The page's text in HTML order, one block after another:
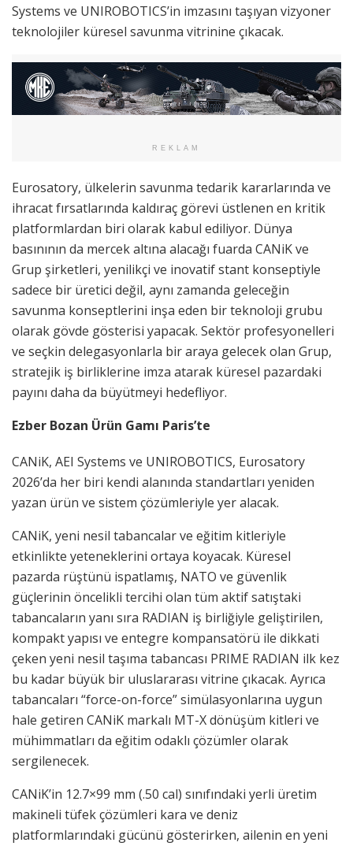
Systems ve UNIROBOTICS’in imzasını taşıyan vizyoner
teknolojiler küresel savunma vitrinine çıkacak.
REKLAM
Eurosatory, ülkelerin savunma tedarik kararlarında ve
ihracat fırsatlarında kaldıraç görevi üstlenen en kritik
platformlardan biri olarak kabul ediliyor. Dünya
basınının da mercek altına alacağı fuarda CANiK ve
Grup şirketleri, yenilikçi ve inovatif stant konseptiyle
sadece bir üretici değil, aynı zamanda geleceğin
savunma konseptlerini inşa eden bir teknoloji grubu
olarak gövde gösterisi yapacak. Sektör profesyonelleri
ve seçkin delegasyonlarla bir araya gelecek olan Grup,
stratejik iş birliklerine imza atarak küresel pazardaki
payını daha da büyütmeyi hedefliyor.
Ezber Bozan Ürün Gamı Paris’te
CANiK, AEI Systems ve UNIROBOTICS, Eurosatory
2026’da her biri kendi alanında standartları yeniden
yazan ürün ve sistem çözümleriyle yer alacak.
CANiK, yeni nesil tabancalar ve eğitim kitleriyle
etkinlikte yeteneklerini ortaya koyacak. Küresel
pazarda rüştünü ispatlamış, NATO ve güvenlik
güçlerinin öncelikli tercihi olan tüm aktif satıştaki
tabancaların yanı sıra RADIAN iş birliğiyle geliştirilen,
kompakt yapısı ve entegre kompansatörü ile dikkati
çeken yeni nesil taşıma tabancası PRIME RADIAN ilk kez
bu kadar büyük bir uluslararası vitrine çıkacak. Ayrıca
tabancaları “force-on-force” simülasyonlarına uygun
hale getiren CANiK markalı MT-X dönüşüm kitleri ve
mühimmatları da eğitim odaklı çözümler olarak
sergilenecek.
CANiK’in 12.7×99 mm (.50 cal) sınıfındaki yerli üretim
makineli tüfek çözümleri kara ve deniz
platformlarındaki gücünü gösterirken, ailenin en yeni